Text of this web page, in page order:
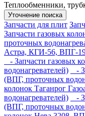
Теплообменники,
Уточнение поиска
Запчасти для плит
Запчасти газовых
проточных
Астра, КГИ-56, ВПГ-19
- Запчасти газовых
водонагревателей)
-
(ВПГ, проточных
колонок Таганрог
водонагревателей)
-
(ВПГ, проточных